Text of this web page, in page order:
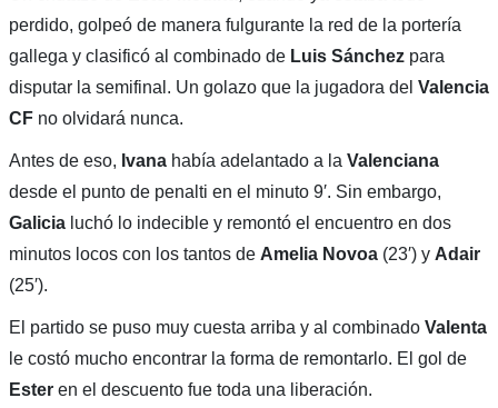
perdido, golpeó de manera fulgurante la red de la portería
gallega y clasificó al combinado deLuis Sánchezpara
disputar la semifinal. Un golazo que la jugadora del Valencia
CF no olvidará nunca.
Antes de eso, Ivanahabía adelantado a la Valenciana
desde el punto de penalti en el minuto 9′. Sin embargo,
Galicialuchó lo indecible y remontó el encuentro en dos
minutos locos con los tantos de Amelia Novoa(23′) y Adair
(25′).
El partido se puso muy cuesta arriba y al combinado Valenta
le costó mucho encontrar la forma de remontarlo. El gol de
Esteren el descuento fue toda una liberación.